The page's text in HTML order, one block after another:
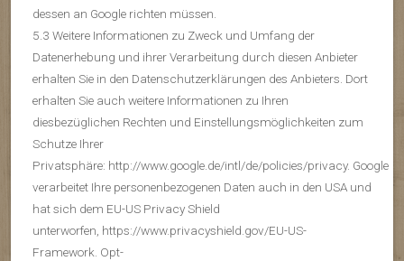
dessen an Google richten müssen.
5.3 Weitere Informationen zu Zweck und Umfang der
Datenerhebung und ihrer Verarbeitung durch diesen Anbieter
erhalten Sie in den Datenschutzerklärungen des Anbieters. Dort
erhalten Sie auch weitere Informationen zu Ihren
diesbezüglichen Rechten und Einstellungsmöglichkeiten zum
Schutze Ihrer
Privatsphäre: http://www.google.de/intl/de/policies/privacy. Google
verarbeitet Ihre personenbezogenen Daten auch in den USA und
hat sich dem EU-US Privacy Shield
unterworfen, https://www.privacyshield.gov/EU-US-
Framework. Opt-